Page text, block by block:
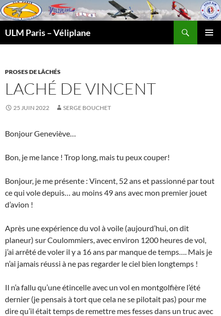
ULM Paris – Véliplane
PROSES DE LÂCHÉS
LACHÉ DE VINCENT
25 JUIN 2022 SERGE BOUCHET
Bonjour Geneviève…
Bon, je me lance ! Trop long, mais tu peux couper!
Bonjour, je me présente : Vincent, 52 ans et passionné par tout
ce qui vole depuis… au moins 49 ans avec mon premier jouet
d’avion !
Après une expérience du vol à voile (aujourd’hui, on dit
planeur) sur Coulommiers, avec environ 1200 heures de vol,
j’ai arrêté de voler il y a 16 ans par manque de temps…. Mais je
n’ai jamais réussi à ne pas regarder le ciel bien longtemps !
Il n’a fallu qu’une étincelle avec un vol en montgolfière l’été
dernier (je pensais à tort que cela ne se pilotait pas) pour me
dire qu’il était temps de remettre mes fesses dans un truc avec